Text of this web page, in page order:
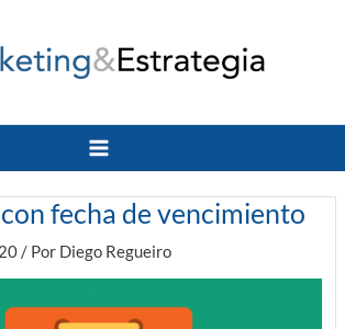
Main
Menu
fecha de vencimiento
/ Por Diego Regueiro